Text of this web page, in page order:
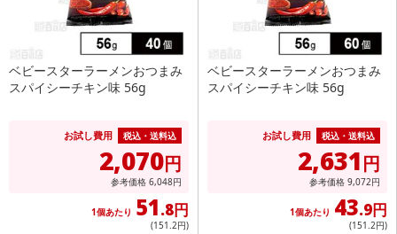
ベビースターラーメンおつまみ
スパイシーチキン味 56g
お試し費用 税込・送料込
2,070円
参考価格 6,048円
1個あたり 51.8円
(151.2円)
ベビースターラーメンおつまみ
スパイシーチキン味 56g
お試し費用 税込・送料込
2,631円
参考価格 9,072円
1個あたり 43.9円
(151.2円)